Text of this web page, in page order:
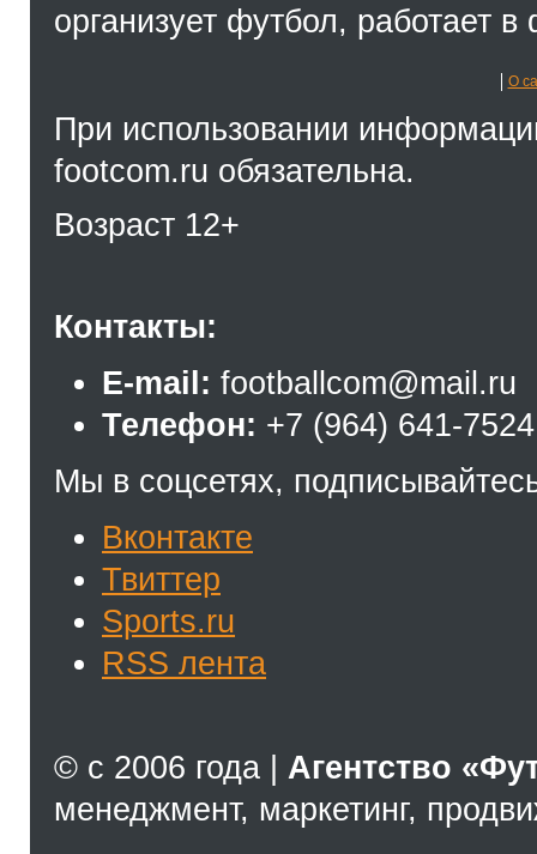
организует футбол, работает
О
При использовании
footcom.ru обязательна.
Возраст 12+
Контакты:
E-mail: footballcom@mail.ru
Телефон: +7 (964) 641-7524
Мы в соцсетях,
Вконтакте
Твиттер
Sports.ru
RSS лента
© с 2006 года | Агентство
менеджмент, маркетинг,